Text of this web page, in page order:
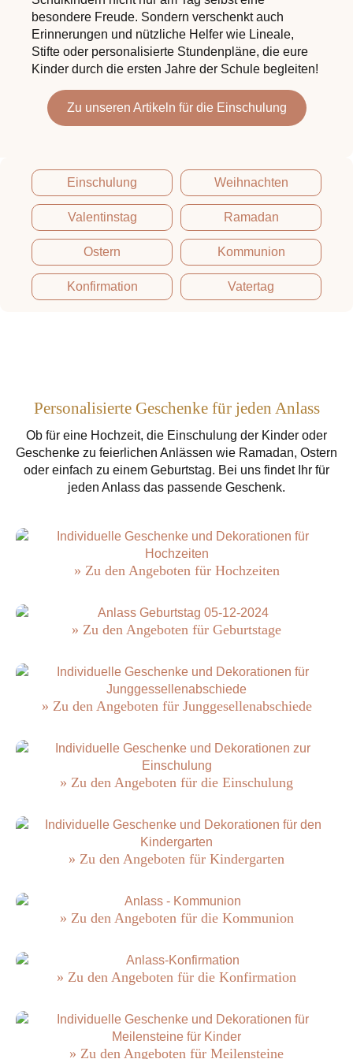
unvergesslich.
Zu unseren Artikeln für die Kommunion
einen ereignisreichen Tag.
Zu unseren Artikeln für die Konfirmation
Zu unseren Artikeln für Vatertag
besondere Freude. Sondern verschenkt auch
Erinnerungen und nützliche Helfer wie Lineale,
Stifte oder personalisierte Stundenpläne, die eure
Kinder durch die ersten Jahre der Schule begleiten!
Zu unseren Artikeln für die Einschulung
personalisiert nach eurem Geschmack. Für ein
besinnliches Weihnachtsfest und eine
Weihnachtszeit voller strahlender Augen.
Zu unseren Artikeln für Weihnachten
euren Namen drauf zum aufstellen oder
Päärchengläser mit euren Namen drauf. Entdeckt
eine Vielzahl von Möglichkeiten euren Liebsten
etwas besonderes zu schenken.
Zu unseren Artikeln für den Valentinstag
Zu unseren Artikeln für Ramadan
Zu unseren Artikeln für Ostern
Einschulung Weihnachten
Valentinstag Ramadan
Ostern Kommunion
Konfirmation Vatertag
Personalisierte Geschenke für jeden Anlass
Ob für eine Hochzeit, die Einschulung der Kinder oder
Geschenke zu feierlichen Anlässen wie Ramadan, Ostern
oder einfach zu einem Geburtstag. Bei uns findet Ihr für
jeden Anlass das passende Geschenk.
» Zu den Angeboten für Hochzeiten
» Zu den Angeboten für Geburtstage
» Zu den Angeboten für Junggesellenabschiede
» Zu den Angeboten für die Einschulung
» Zu den Angeboten für Kindergarten
» Zu den Angeboten für die Kommunion
» Zu den Angeboten für die Konfirmation
» Zu den Angeboten für Meilensteine